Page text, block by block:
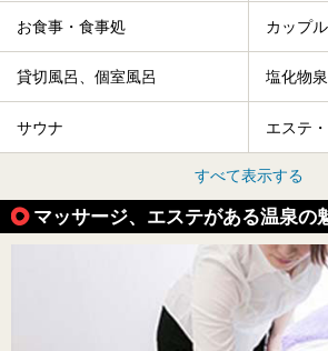
お食事・食事処 カップル
貸切風呂、個室風呂 塩化物泉
サウナ エステ
すべて表示する
マッサージ、エステがある温泉の